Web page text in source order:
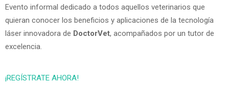
Evento informal dedicado a todos aquellos veterinarios que
quieran conocer los beneficios y aplicaciones de la tecnología
láser innovadora de DoctorVet, acompañados por un tutor de
excelencia.
¡REGÍSTRATE AHORA!